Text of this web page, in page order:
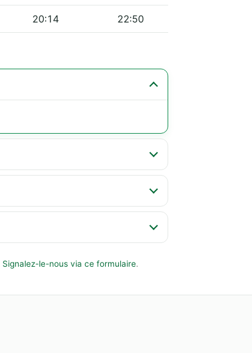
20:14 22:50
Signalez-le-nous via ce formulaire.